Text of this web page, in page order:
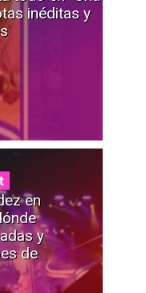
inéditas y
en
y
de